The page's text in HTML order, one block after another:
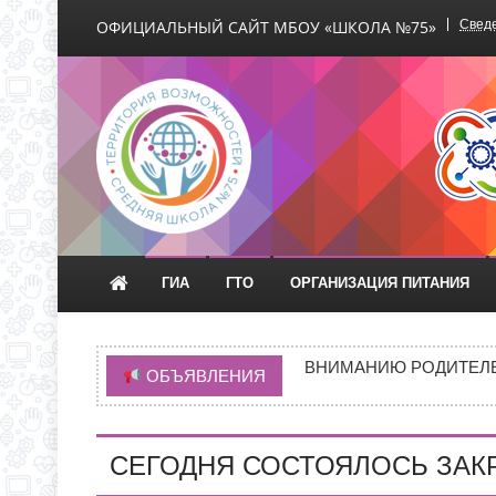
ОФИЦИАЛЬНЫЙ САЙТ МБОУ «ШКОЛА №75»
Официальный сайт
ГИА ГТО ОРГАНИЗАЦИЯ ПИТАНИЯ
ОБЪЯВЛЕНИЯ
НОВАЯ ЭПИДЕМИЯ
ВНИМАНИЮ
ГРАФИК ПРИЕМА
ИНФОРМАЦИЯ ОБ
СЕГОДНЯ СОСТОЯЛОСЬ